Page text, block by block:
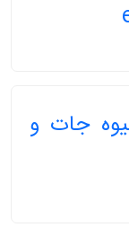
جات و